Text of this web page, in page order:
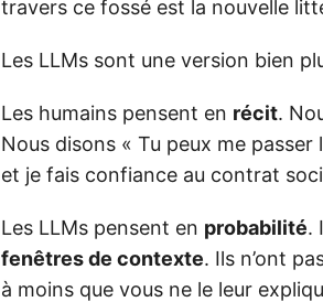
travers ce fossé est la nouvelle
Les LLMs sont une version bien
Les humains pensent en récit.
Nous disons « Tu peux me passer
et je fais confiance au contrat
Les LLMs pensent en probabilité.
fenêtres de contexte. Ils n’ont
à moins que vous ne le leur